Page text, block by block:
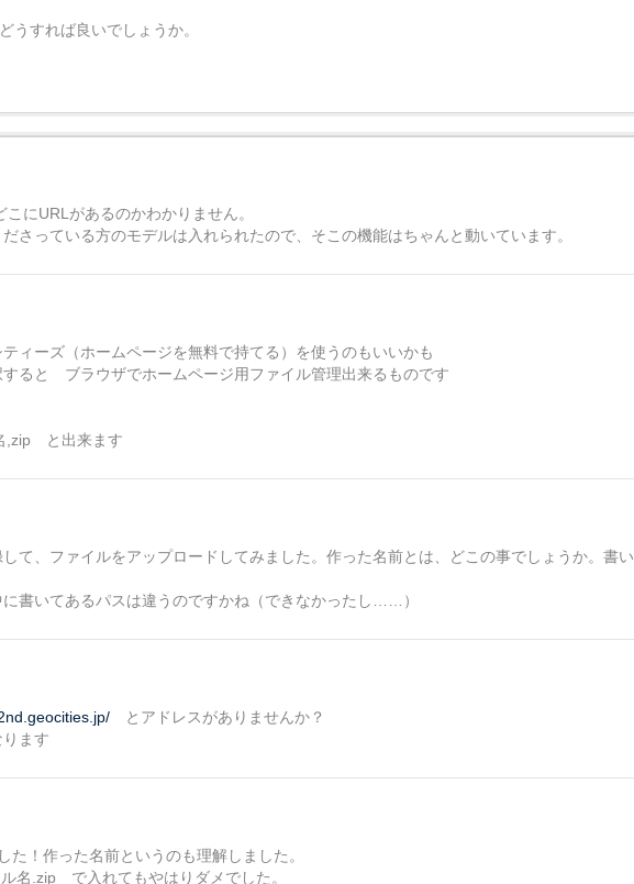
うすれば良いでしょうか。
にURLがあるのかわかりません。
さっている方のモデルは入れられたので、そこの機能はちゃんと動いています。
ーズ（ホームページを無料で持てる）を使うのもいいかも
ると ブラウザでホームページ用ファイル管理出来るものです
と出来ます
て、ファイルをアップロードしてみました。作った名前とは、どこの事でしょうか。書い
書いてあるパスは違うのですかね（できなかったし……）
とアドレスがありませんか？
ます
た！作った名前というのも理解しました。
名.zip で入れてもやはりダメでした。